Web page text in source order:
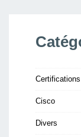
Certifications
Cisco
Divers